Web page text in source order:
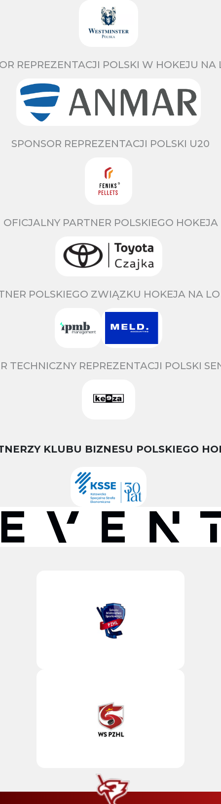
REPREZENTACJI POLSKI W HOKEJU NA
SPONSOR REPREZENTACJI POLSKI U20
OFICJALNY PARTNER POLSKIEGO HOKEJA
POLSKIEGO ZWIĄZKU HOKEJA NA
TECHNICZNY REPREZENTACJI POLSKI
KLUBU BIZNESU POLSKIEGO